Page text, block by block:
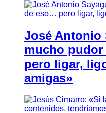
José Antonio
mucho
pero ligar,
amigas»